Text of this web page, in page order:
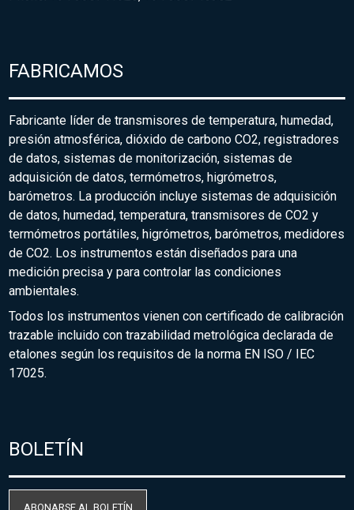
FABRICAMOS
Fabricante líder de transmisores de temperatura, humedad,
presión atmosférica, dióxido de carbono CO2, registradores
de datos, sistemas de monitorización, sistemas de
adquisición de datos, termómetros, higrómetros,
barómetros. La producción incluye sistemas de adquisición
de datos, humedad, temperatura, transmisores de CO2 y
termómetros portátiles, higrómetros, barómetros, medidores
de CO2. Los instrumentos están diseñados para una
medición precisa y para controlar las condiciones
ambientales.
Todos los instrumentos vienen con certificado de calibración
trazable incluido con trazabilidad metrológica declarada de
etalones según los requisitos de la norma EN ISO / IEC
17025.
BOLETÍN
ABONARSE AL BOLETÍN